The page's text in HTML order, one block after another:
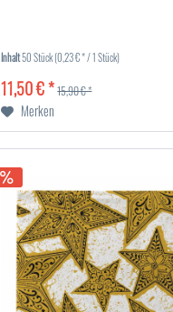
Inhalt50 Stück(0,23 € * / 1 Stück)
11,50 € *15,90 € *
Merken